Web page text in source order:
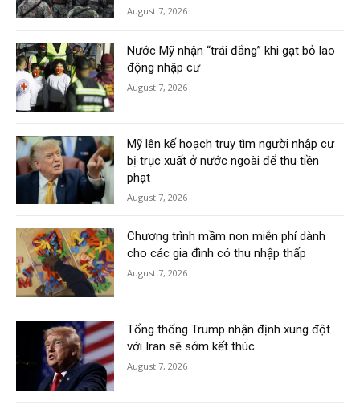
August 7, 2026
Nước Mỹ nhận “trái đắng” khi gạt bỏ lao
động nhập cư
August 7, 2026
Mỹ lên kế hoạch truy tìm người nhập cư
bị trục xuất ở nước ngoài để thu tiền
phạt
August 7, 2026
Chương trình mầm non miễn phí dành
cho các gia đình có thu nhập thấp
August 7, 2026
Tổng thống Trump nhận định xung đột
với Iran sẽ sớm kết thúc
August 7, 2026